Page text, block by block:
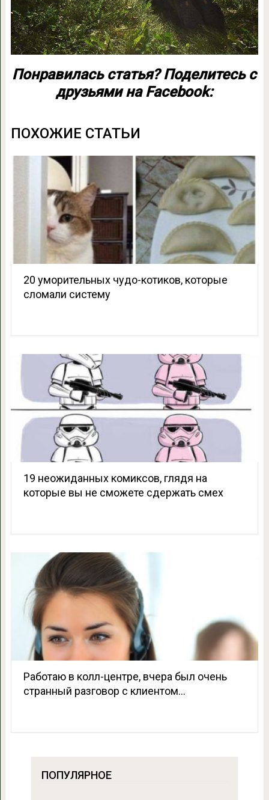
Понравилась статья? Поделитесь с
друзьями на Facebook:
ПОХОЖИЕ СТАТЬИ
20 уморительных чудо-котиков, которые
сломали систему
19 неожиданных комиксов, глядя на
которые вы не сможете сдержать смех
Работаю в колл-центре, вчера был очень
странный разговор с клиентом…
ПОПУЛЯРНОЕ